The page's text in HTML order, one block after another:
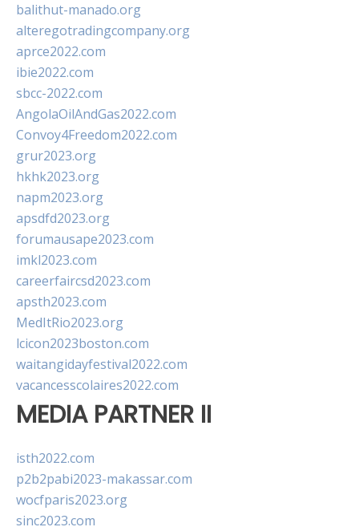
balithut-manado.org
alteregotradingcompany.org
aprce2022.com
ibie2022.com
sbcc-2022.com
AngolaOilAndGas2022.com
Convoy4Freedom2022.com
grur2023.org
hkhk2023.org
napm2023.org
apsdfd2023.org
forumausape2023.com
imkl2023.com
careerfaircsd2023.com
apsth2023.com
MedItRio2023.org
lcicon2023boston.com
waitangidayfestival2022.com
vacancesscolaires2022.com
MEDIA PARTNER II
isth2022.com
p2b2pabi2023-makassar.com
wocfparis2023.org
sinc2023.com